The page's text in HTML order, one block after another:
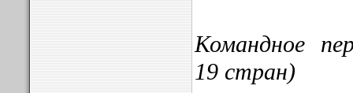
Командное
19 стран)